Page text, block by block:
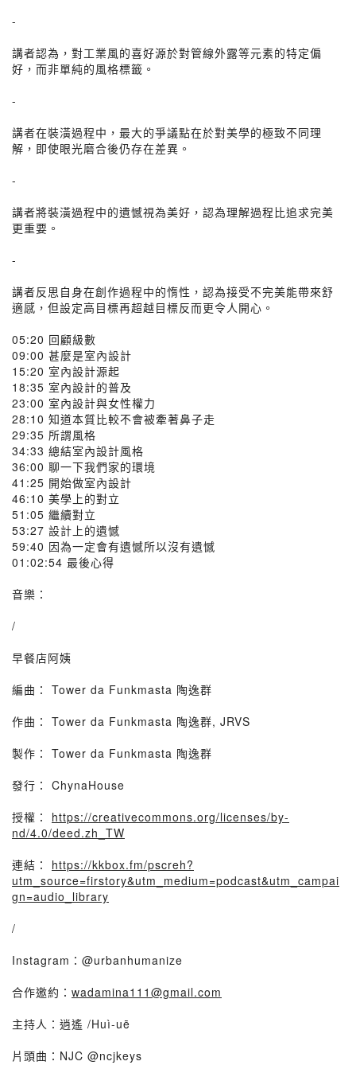
-
講者認為，對工業風的喜好源於對管線外露等元素的特定偏
好，而非單純的風格標籤。
-
講者在裝潢過程中，最大的爭議點在於對美學的極致不同理
解，即使眼光磨合後仍存在差異。
-
講者將裝潢過程中的遺憾視為美好，認為理解過程比追求完美
更重要。
-
講者反思自身在創作過程中的惰性，認為接受不完美能帶來舒
適感，但設定高目標再超越目標反而更令人開心。
05:20 回顧級數
09:00 甚麼是室內設計
15:20 室內設計源起
18:35 室內設計的普及
23:00 室內設計與女性權力
28:10 知道本質比較不會被牽著鼻子走
29:35 所謂風格
34:33 總結室內設計風格
36:00 聊一下我們家的環境
41:25 開始做室內設計
46:10 美學上的對立
51:05 繼續對立
53:27 設計上的遺憾
59:40 因為一定會有遺憾所以沒有遺憾
01:02:54 最後心得
音樂：
/
早餐店阿姨
編曲： Tower da Funkmasta 陶逸群
作曲： Tower da Funkmasta 陶逸群, JRVS
製作： Tower da Funkmasta 陶逸群
發行： ChynaHouse
授權： https://creativecommons.org/licenses/by-
nd/4.0/deed.zh_TW
連結： https://kkbox.fm/pscreh?
utm_source=firstory&utm_medium=podcast&utm_campai
gn=audio_library
/
Instagram：@urbanhumanize
合作邀約： wadamina111@gmail.com
主持人：逍遙 /Huì-uē
片頭曲：NJC @ncjkeys